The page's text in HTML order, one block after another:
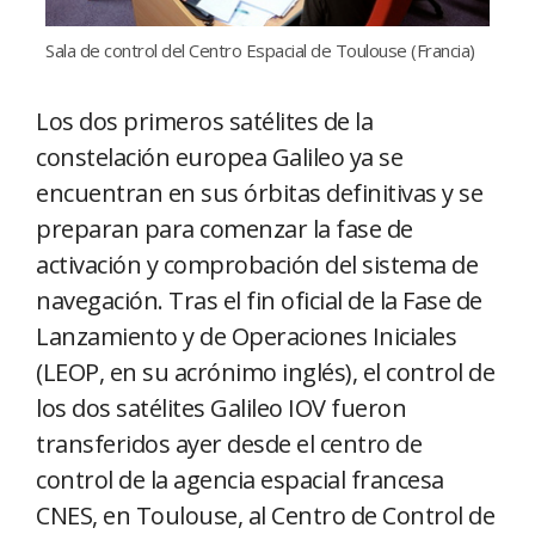
Sala de control del Centro Espacial de Toulouse (Francia)
Los dos primeros satélites de la
constelación europea Galileo ya se
encuentran en sus órbitas definitivas y se
preparan para comenzar la fase de
activación y comprobación del sistema de
navegación. Tras el fin oficial de la Fase de
Lanzamiento y de Operaciones Iniciales
(LEOP, en su acrónimo inglés), el control de
los dos satélites Galileo IOV fueron
transferidos ayer desde el centro de
control de la agencia espacial francesa
CNES, en Toulouse, al Centro de Control de